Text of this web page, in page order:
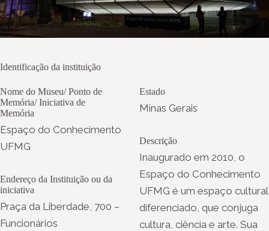
Identificação da instituição
Nome do Museu/ Ponto de
Memória/ Iniciativa de
Memória
Espaço do Conhecimento
UFMG
Endereço da Instituição ou da
iniciativa
Praça da Liberdade, 700 –
Funcionários
Estado
Minas Gerais
Descrição
Inaugurado em 2010, o
Espaço do Conhecimento
UFMG é um espaço cultural
diferenciado, que conjuga
cultura, ciência e arte. Sua